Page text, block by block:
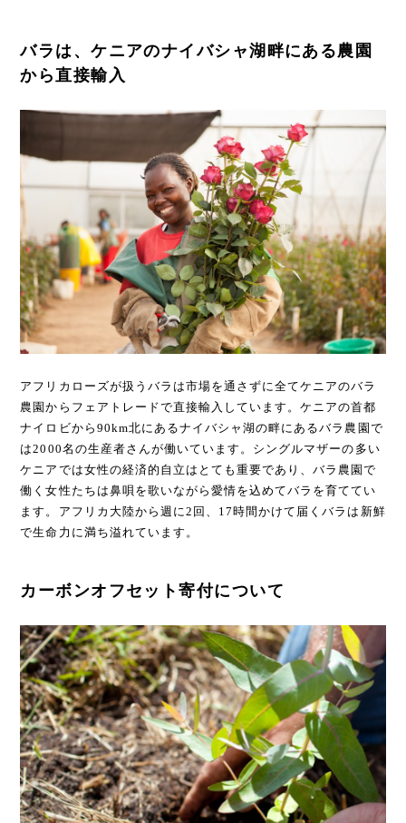
バラは、ケニアのナイバシャ湖畔にある農園
から直接輸入
アフリカローズが扱うバラは市場を通さずに全てケニアのバラ
農園からフェアトレードで直接輸入しています。ケニアの首都
ナイロビから90km北にあるナイバシャ湖の畔にあるバラ農園で
は2000名の生産者さんが働いています。シングルマザーの多い
ケニアでは女性の経済的自立はとても重要であり、バラ農園で
働く女性たちは鼻唄を歌いながら愛情を込めてバラを育ててい
ます。アフリカ大陸から週に2回、17時間かけて届くバラは新鮮
で生命力に満ち溢れています。
カーボンオフセット寄付について